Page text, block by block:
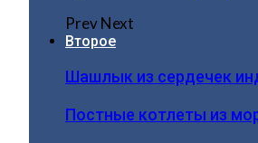
PrevNext
Второе
Шашлык из сердечек
Постные котлеты из